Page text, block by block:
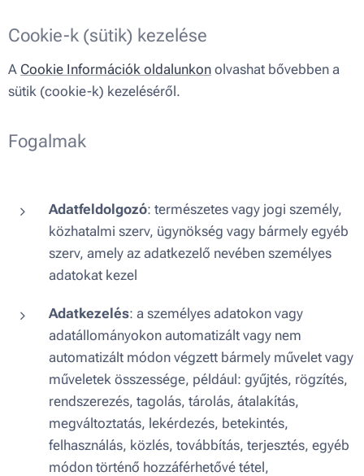
Cookie-k (sütik) kezelése
A Cookie Információk oldalunkon olvashat bővebben a
sütik (cookie-k) kezeléséről.
Fogalmak
Adatfeldolgozó: természetes vagy jogi személy,
közhatalmi szerv, ügynökség vagy bármely egyéb
szerv, amely az adatkezelő nevében személyes
adatokat kezel
Adatkezelés: a személyes adatokon vagy
adatállományokon automatizált vagy nem
automatizált módon végzett bármely művelet vagy
műveletek összessége, például: gyűjtés, rögzítés,
rendszerezés, tagolás, tárolás, átalakítás,
megváltoztatás, lekérdezés, betekintés,
felhasználás, közlés, továbbítás, terjesztés, egyéb
módon történő hozzáférhetővé tétel,